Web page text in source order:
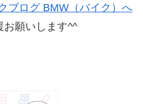
お願いします^^